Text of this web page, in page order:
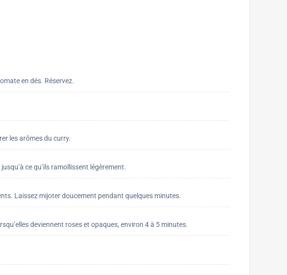
en dés. Réservez.
les arômes du curry.
ce qu’ils ramollissent légèrement.
Laissez mijoter doucement pendant quelques minutes.
deviennent roses et opaques, environ 4 à 5 minutes.